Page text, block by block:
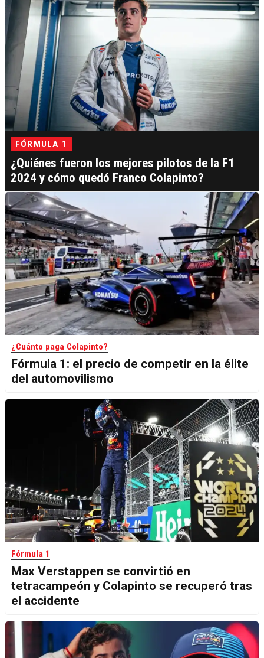
FÓRMULA 1
¿Quiénes fueron los mejores pilotos de la F1
2024 y cómo quedó Franco Colapinto?
¿Cuánto paga Colapinto?
Fórmula 1: el precio de competir en la élite
del automovilismo
Fórmula 1
Max Verstappen se convirtió en
tetracampeón y Colapinto se recuperó tras
el accidente